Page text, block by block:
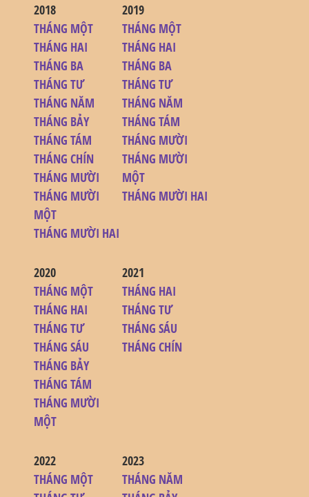
2018
THÁNG MỘT
THÁNG HAI
THÁNG BA
THÁNG TƯ
THÁNG NĂM
THÁNG BẢY
THÁNG TÁM
THÁNG CHÍN
THÁNG MƯỜI
THÁNG MƯỜI
MỘT
THÁNG MƯỜI HAI
2019
THÁNG MỘT
THÁNG HAI
THÁNG BA
THÁNG TƯ
THÁNG NĂM
THÁNG TÁM
THÁNG MƯỜI
THÁNG MƯỜI
MỘT
THÁNG MƯỜI HAI
2020
THÁNG MỘT
THÁNG HAI
THÁNG TƯ
THÁNG SÁU
THÁNG BẢY
THÁNG TÁM
THÁNG MƯỜI
MỘT
2021
THÁNG HAI
THÁNG TƯ
THÁNG SÁU
THÁNG CHÍN
2022
THÁNG MỘT
2023
THÁNG NĂM